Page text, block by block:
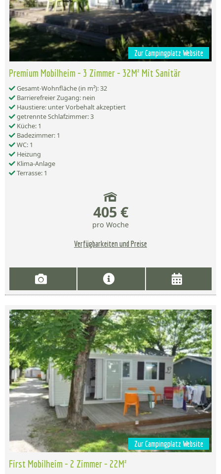
Zur Campingplatz Website
Premium Mobilheim - 3 Zimmer - 32M² Mit Sanitär
Gesamt-Wohnfläche (in m²): 32
Barrierefreier Zugang: nein
Haustiere: unter Vorbehalt akzeptiert
getrennte Schlafzimmer: 3
Küche: 1
Badezimmer: 1
WC: 1
Heizung
Klima-Anlage
Terrasse: 1
405 €
pro Woche
Verfügbarkeiten und Preise
Zur Campingplatz Website
First Mobilheim - 2 Zimmer - 22M²